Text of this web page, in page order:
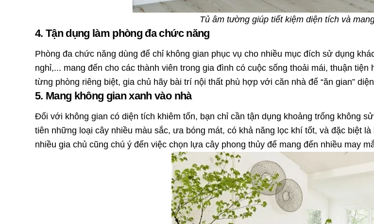
Tủ âm tường giúp tiết kiệm diện tích và
4. Tận dụng làm phòng đa chức năng
Phòng đa chức năng dùng để chỉ không gian phục vụ cho nhiều mục đích sử dụng
nghỉ,... mang đến cho các thành viên trong gia đình có cuộc sống thoải mái, thuận
từng phòng riêng biệt, gia chủ hãy bài trí nội thất phù hợp với căn nhà để “ăn gian”
5. Mang không gian xanh vào nhà
Đối với không gian có diện tích khiêm tốn, bạn chỉ cần tận dụng khoảng trống không
tiên những loại cây nhiều màu sắc, ưa bóng mát, có khả năng lọc khí tốt, và đặc biệt
nhiều gia chủ cũng chú ý đến việc chọn lựa cây phong thủy để mang đến nhiều may